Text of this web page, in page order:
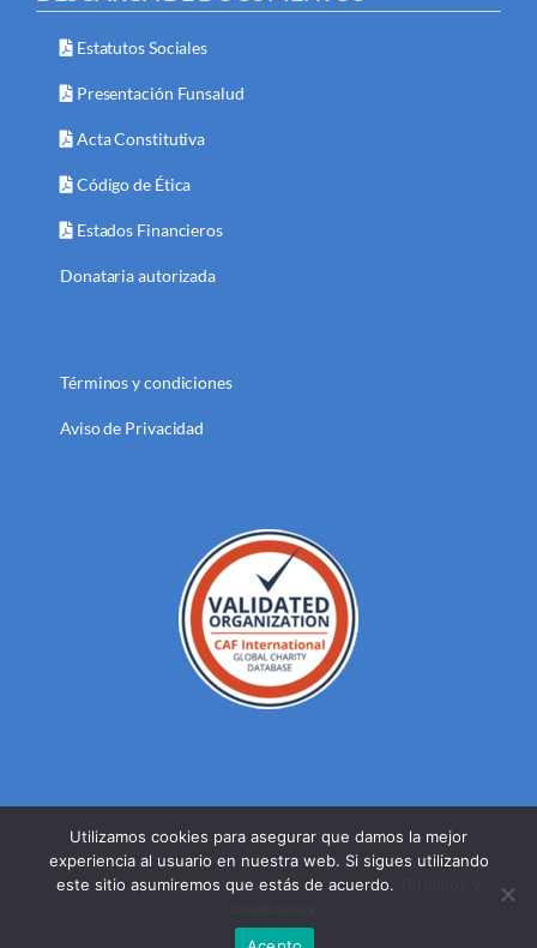
Estatutos Sociales
Presentación Funsalud
Acta Constitutiva
Código de Ética
Estados Financieros
Donataria autorizada
Términos y condiciones
Aviso de Privacidad
© DERECHOS RESERVADOS FUNDACION MEXICANA PARA LA
SALUD A.C. 2023 | AVISO DE PRIVACIDAD
Facebook
Twitter
Utilizamos cookies para asegurar que damos la mejor
experiencia al usuario en nuestra web. Si sigues utilizando
este sitio asumiremos que estás de acuerdo.